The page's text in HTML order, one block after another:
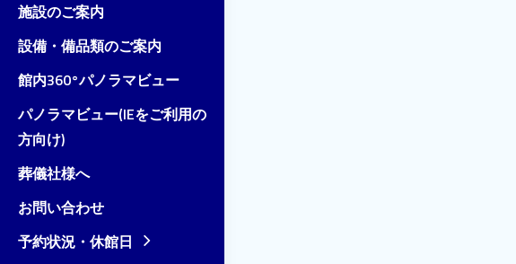
施設のご案内
設備・備品類のご案内
館内360°パノラマビュー
パノラマビュー(IEをご利用の
方向け)
葬儀社様へ
お問い合わせ
予約状況・休館日